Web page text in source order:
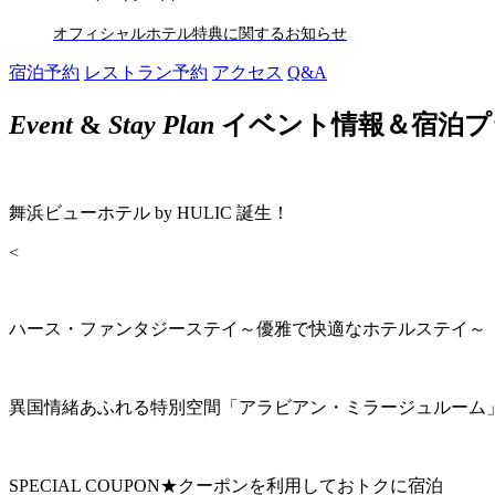
オフィシャルホテル特典に関するお知らせ
宿泊予約 レストラン予約 アクセス Q&A
Event& Stay Plan イベント情報＆宿泊
舞浜ビューホテル by HULIC 誕生！
<
ハース・ファンタジーステイ～優雅で快適なホテルステイ～
異国情緒あふれる特別空間「アラビアン・ミラージュルーム
SPECIAL COUPON★クーポンを利用しておトクに宿泊